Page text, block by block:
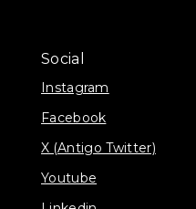
Social
Instagram
Facebook
X (Antigo Twitter)
Youtube